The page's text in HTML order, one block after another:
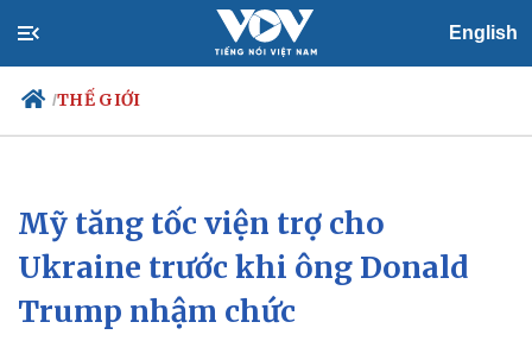
English
/THẾ GIỚI
Chính trị
Đảng
Tổ chức nhân sự
Quốc hội
Nhận diện sự thật
Xã hội
Tin 24h
Dự báo thời tiết
Giáo dục
Mỹ tăng tốc viện trợ cho
Ukraine trước khi ông Donald
Trump nhậm chức